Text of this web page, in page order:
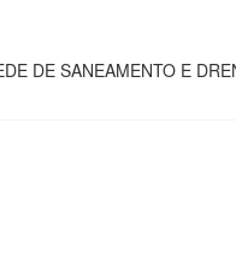
DE SANEAMENTO E